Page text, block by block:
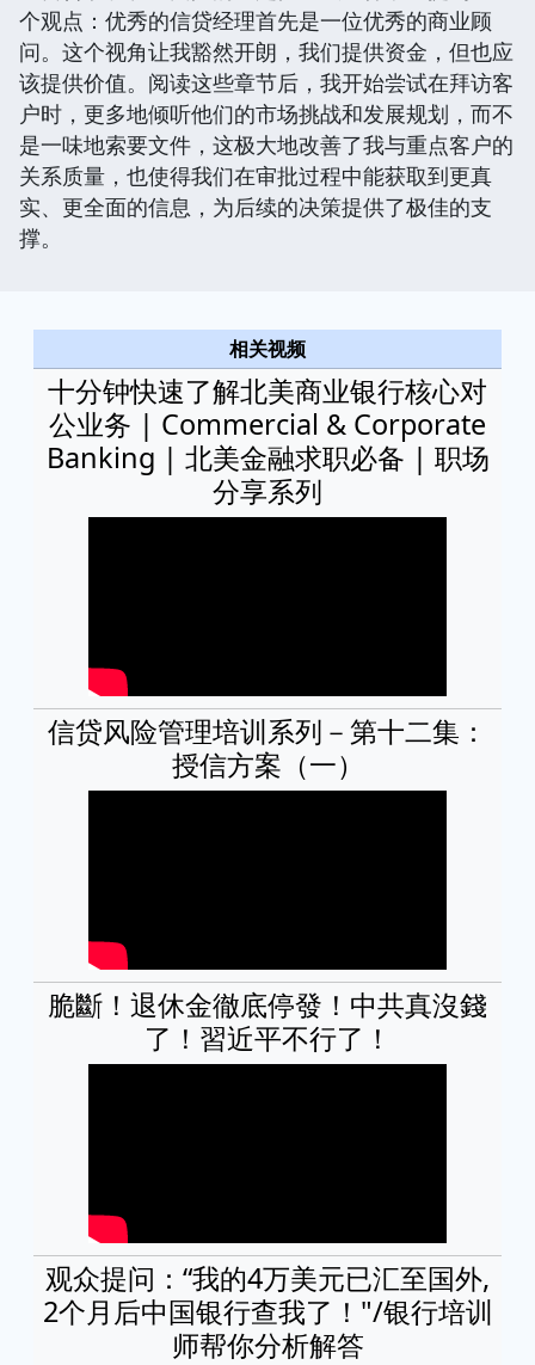
个观点：优秀的信贷经理首先是一位优秀的商业顾
问。这个视角让我豁然开朗，我们提供资金，但也应
该提供价值。阅读这些章节后，我开始尝试在拜访客
户时，更多地倾听他们的市场挑战和发展规划，而不
是一味地索要文件，这极大地改善了我与重点客户的
关系质量，也使得我们在审批过程中能获取到更真
实、更全面的信息，为后续的决策提供了极佳的支
撑。
相关视频
十分钟快速了解北美商业银行核心对
公业务 | Commercial & Corporate
Banking | 北美金融求职必备 | 职场
分享系列
信贷风险管理培训系列－第十二集：
授信方案（一）
脆斷！退休金徹底停發！中共真沒錢
了！習近平不行了！
观众提问：“我的4万美元已汇至国外,
2个月后中国银行查我了！"/银行培训
师帮你分析解答